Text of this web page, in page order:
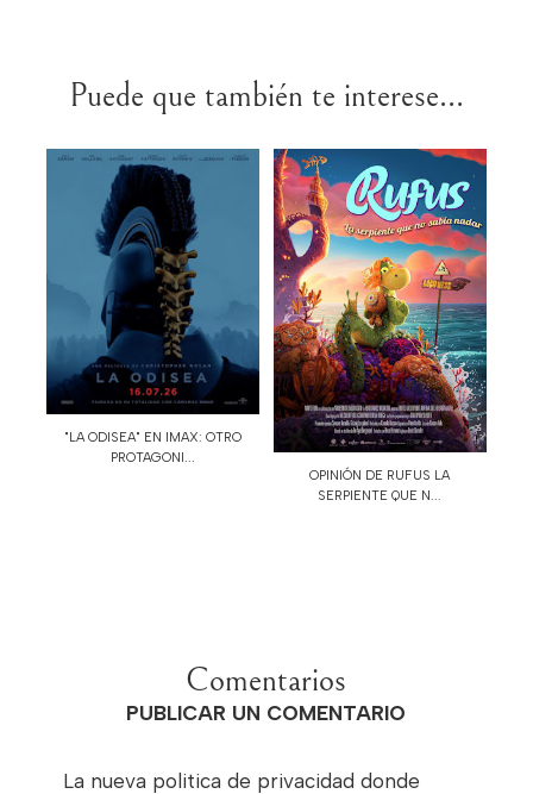
Puede que también te interese...
"LA ODISEA" EN IMAX: OTRO
PROTAGONI...
OPINIÓN DE RUFUS LA
SERPIENTE QUE N...
Comentarios
PUBLICAR UN COMENTARIO
La nueva politica de privacidad donde